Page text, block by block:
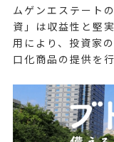
ムゲンエステート
資」は収益性と堅
用により、投資家
口化商品の提供を